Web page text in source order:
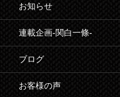
お知らせ
連載企画-関白一條-
ブログ
お客様の声